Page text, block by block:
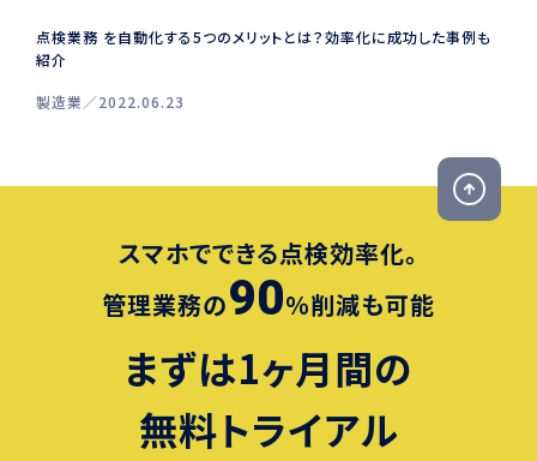
点検業務 を自動化する5つのメリットとは？効率化に成功した事例も
紹介
製造業 2022.06.23
スマホでできる点検効率化。
管理業務の90％削減も可能
まずは1ヶ月間の
無料トライアル